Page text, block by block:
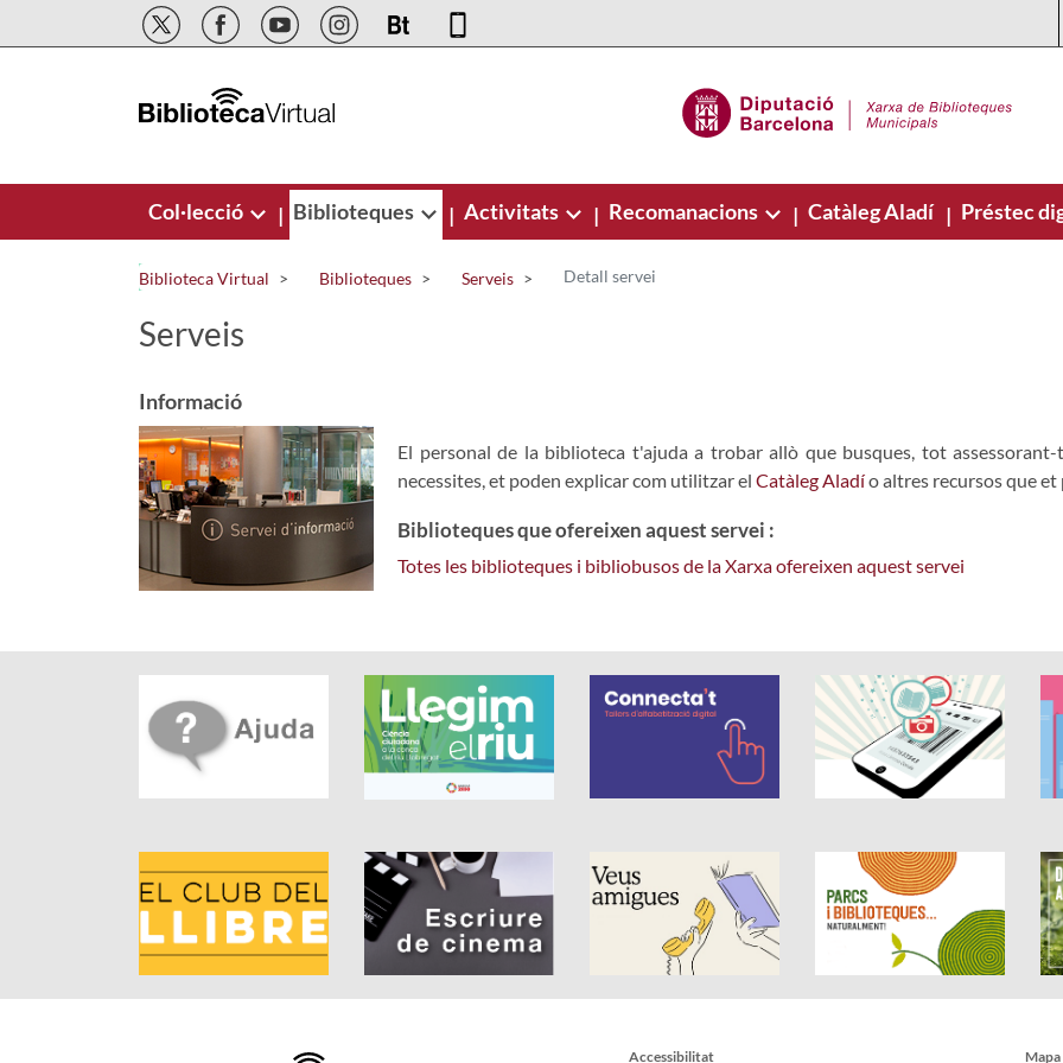
Salta al contingut principal
Col·lecció | Biblioteques | Activitats | Recomanacions | Catàleg Aladí | Préstec
Biblioteca Virtual Biblioteques Serveis Detall servei
Serveis
Informació
El personal de la biblioteca t'ajuda a trobar allò que busques, tot
necessites, et poden explicar com utilitzar el Catàleg Aladío altres recursos que
Biblioteques que ofereixen aquest servei :
Totes les biblioteques i bibliobusos de la Xarxa ofereixen aquest servei
Accessibilitat